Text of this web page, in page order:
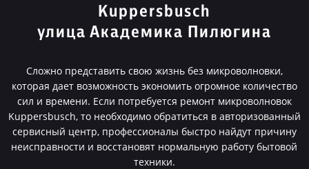
Kuppersbusch
улица Академика Пилюгина
Сложно представить свою жизнь без микроволновки,
которая дает возможность экономить огромное количество
сил и времени. Если потребуется ремонт микроволновок
Kuppersbusch, то необходимо обратиться в авторизованный
сервисный центр, профессионалы быстро найдут причину
неисправности и восстановят нормальную работу бытовой
техники.